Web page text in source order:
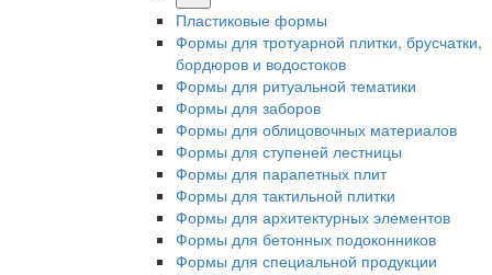
Пластиковые формы
Формы для тротуарной плитки, брусчатки,
бордюров и водостоков
Формы для ритуальной тематики
Формы для заборов
Формы для облицовочных материалов
Формы для ступеней лестницы
Формы для парапетных плит
Формы для тактильной плитки
Формы для архитектурных элементов
Формы для бетонных подоконников
Формы для специальной продукции